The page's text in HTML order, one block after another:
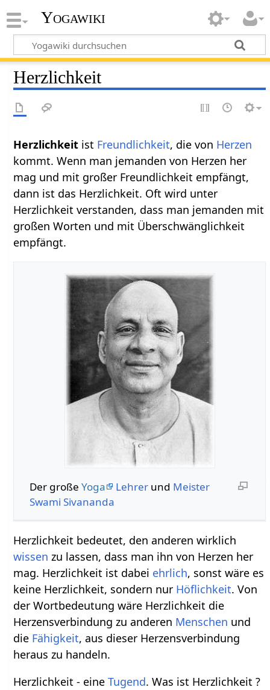
Yogawiki
Herzlichkeit
Herzlichkeit ist Freundlichkeit, die von Herzen
kommt. Wenn man jemanden von Herzen her
mag und mit großer Freundlichkeit empfängt,
dann ist das Herzlichkeit. Oft wird unter
Herzlichkeit verstanden, dass man jemanden mit
großen Worten und mit Überschwänglichkeit
empfängt.
Der große Yoga Lehrerund Meister
Swami Sivananda
Herzlichkeit bedeutet, den anderen wirklich
wissen zu lassen, dass man ihn von Herzen her
mag. Herzlichkeit ist dabei ehrlich, sonst wäre es
keine Herzlichkeit, sondern nur Höflichkeit. Von
der Wortbedeutung wäre Herzlichkeit die
Herzensverbindung zu anderen Menschen und
die Fähigkeit, aus dieser Herzensverbindung
heraus zu handeln.
Herzlichkeit - eineTugend. Was ist Herzlichkeit ?